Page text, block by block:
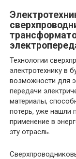
Технологии
электротехнику в
возможности для
передачи
материалы,
потерь, уже нашли
применение в
эту отрасль.